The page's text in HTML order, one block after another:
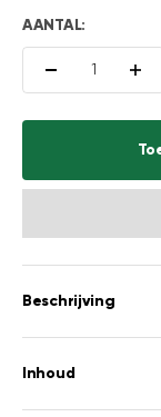
AANTAL:
Beschrijving
Inhoud